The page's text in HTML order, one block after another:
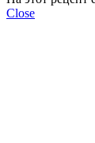
Close